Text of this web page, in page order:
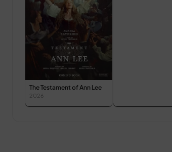
The Testament of Ann Lee
2026